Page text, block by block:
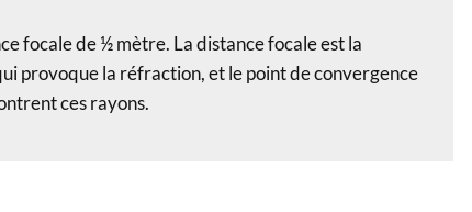
focale de ½ mètre. La distance focale est la
provoque la réfraction, et le point de convergence
ces rayons.